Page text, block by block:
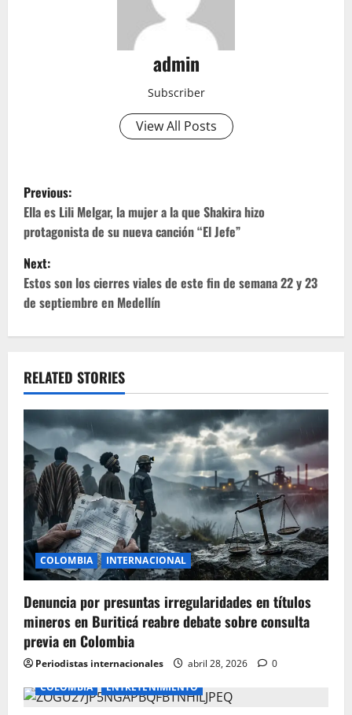
admin
Subscriber
View All Posts
P
o
s
t
n
v
i
g
a
t
i
o
n
Previous:
Ella es Lili Melgar, la mujer a la que Shakira hizo
protagonista de su nueva canción “El Jefe”
Next:
Estos son los cierres viales de este fin de semana 22 y 23
de septiembre en Medellín
RELATED STORIES
COLOMBIA INTERNACIONAL
Denuncia por presuntas irregularidades en títulos
mineros en Buriticá reabre debate sobre consulta
previa en Colombia
Periodistas internacionales abril 28, 2026
0
COLOMBIA
ENTRETENIMIENTO